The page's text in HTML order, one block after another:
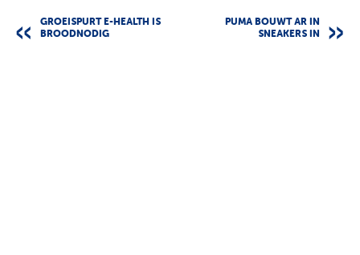
GROEISPURT E-HEALTH IS
BROODNODIG
PUMA BOUWT AR IN
SNEAKERS IN